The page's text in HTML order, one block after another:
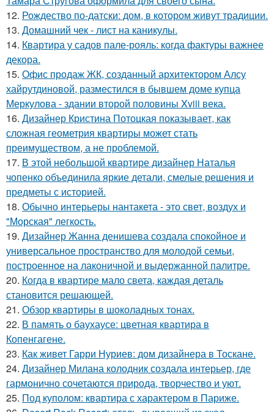
12. Рождество по-датски: дом, в котором живут традиции.
13. Домашний чек - лист на каникулы.
14. Квартира у садов пале-рояль: когда фактуры важнее
декора.
15. Офис продаж ЖК, созданный архитектором Алсу
хайрутдиновой, разместился в бывшем доме купца
Меркулова - здании второй половины Xviii века.
16. Дизайнер Кристина Потоцкая показывает, как
сложная геометрия квартиры может стать
преимуществом, а не проблемой.
17. В этой небольшой квартире дизайнер Наталья
чопенко объединила яркие детали, смелые решения и
предметы с историей.
18. Обычно интерьеры нантакета - это свет, воздух и
"Морская" легкость.
19. Дизайнер Жанна денишева создала спокойное и
универсальное пространство для молодой семьи,
построенное на лаконичной и выдержанной палитре.
20. Когда в квартире мало света, каждая деталь
становится решающей.
21. Обзор квартиры в шоколадных тонах.
22. В память о баухаусе: цветная квартира в
Копенгагене.
23. Как живет Гарри Нуриев: дом дизайнера в Тоскане.
24. Дизайнер Милана колодник создала интерьер, где
гармонично сочетаются природа, творчество и уют.
25. Под куполом: квартира с характером в Париже.